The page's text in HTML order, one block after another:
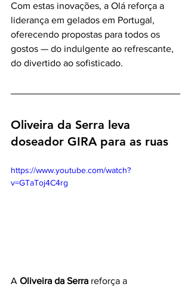
Com estas inovações, a Olá reforça a
liderança em gelados em Portugal,
oferecendo propostas para todos os
gostos — do indulgente ao refrescante,
do divertido ao sofisticado.
Oliveira da Serra leva
doseador GIRA para as ruas
https://www.youtube.com/watch?
v=GTaToj4C4rg
A Oliveira da Serra reforça a